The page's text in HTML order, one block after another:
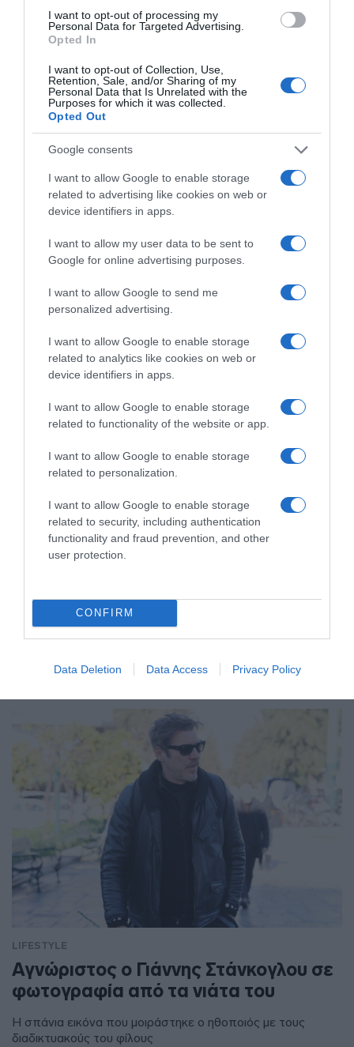
I want to opt-out of processing my
Personal Data for Targeted Advertising.
Opted In
I want to opt-out of Collection, Use,
Retention, Sale, and/or Sharing of my
Personal Data that Is Unrelated with the
Purposes for which it was collected.
Opted Out
Google consents
I want to allow Google to enable storage
related to advertising like cookies on web or
device identifiers in apps.
I want to allow my user data to be sent to
Google for online advertising purposes.
I want to allow Google to send me
personalized advertising.
I want to allow Google to enable storage
related to analytics like cookies on web or
device identifiers in apps.
I want to allow Google to enable storage
related to functionality of the website or app.
I want to allow Google to enable storage
related to personalization.
I want to allow Google to enable storage
related to security, including authentication
functionality and fraud prevention, and other
user protection.
CONFIRM
Data Deletion Data Access Privacy Policy
LIFESTYLE
Οι Queens Of The Stone Age
παραπόνων για τους θαυμαστές τους
οι καλούντες να αφήσουν μήνυμα
LIFESTYLE
φωτογραφία με τον Δημήτρη
Σπυριδωνίδη από την Ίμπιζα πριν
δημοσιοποιήσουν τη σχέση τους
Θυμήθηκε τα περσινά γενέθλιά της, ενώ ετοιμάζει τα
LIFESTYLE
Αγνώριστος ο Γιάννης Στάνκογλου σε
φωτογραφία από τα νιάτα του
Η σπάνια εικόνα που μοιράστηκε ο ηθοποιός με τους
διαδικτυακούς του φίλους